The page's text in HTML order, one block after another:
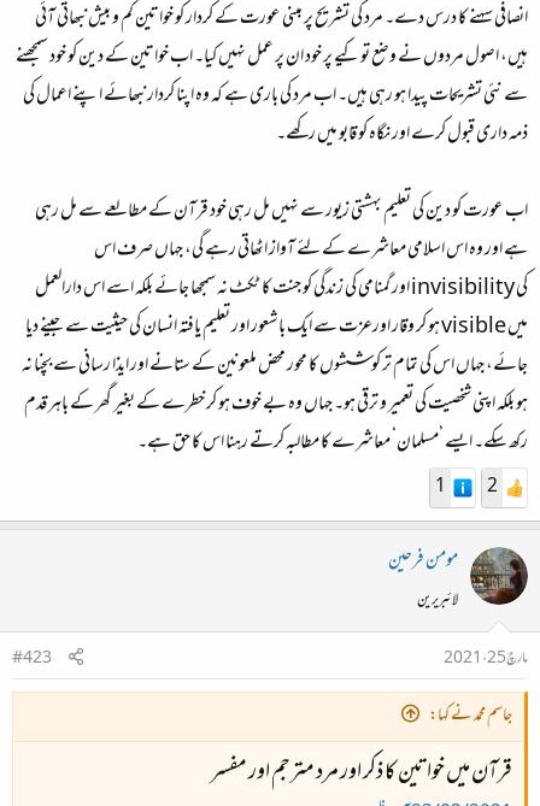
انصافی سہنے کا درس دے۔ مرد کی تشریح پر مبنی عورت کے کردار کو خواتین کم و بیش نبھاتی آئی
ہیں، اصول مردوں نے وضع تو کیے پر خود ان پر عمل نہیں کیا۔ اب خواتین کے دین کو خود سمجھنے
سے نئی تشریحات پیدا ہو رہی ہیں۔ اب مرد کی باری ہے کہ وہ اپنا کردار نبھائے اپنے اعمال کی
ذمہ داری قبول کرے اور نگاہ کو قابو میں رکھے۔
اب عورت کو دین کی تعلیم بہشتی زیور سے نہیں مل رہی خود قرآن کے مطالعے سے مل رہی
ہے اور وہ اس اسلامی معاشرے کے لئے آواز اٹھاتی رہے گی، جہاں صرف اس
کی invisibility اور گمنامی کی زندگی کو جنت کا ٹکٹ نہ سمجھا جائے بلکہ اسے اس دارالعمل
میں visible ہو کر وقار اورعزت سے ایک باشعور اور تعلیم یافتہ انسان کی حیثیت سے جینے دیا
جائے، جہاں اس کی تمام تر کوششوں کا محور محض ملعونین کے ستانے اور ایذا رسانی سے بچنا نہ
ہو بلکہ اپنی شخصیت کی تعمیر و ترقی ہو۔ جہاں وہ بے خوف ہو کر خطرے کے بغیر گھر کے باہر قدم
رکھ سکے۔ ایسے ’مسلمان‘ معاشرے کا مطالبہ کرتے رہنا اس کا حق ہے۔
2
1
مومن فرحین
لائبریرین
مارچ 25، 2021
#423
جاسم محمد نے کہا:
قرآن میں خواتین کا ذکر اور مرد مترجم اور مفسر